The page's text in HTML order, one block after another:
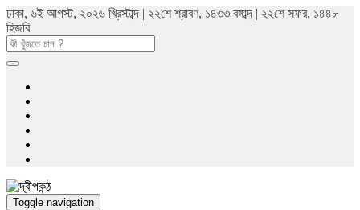
ঢাকা, ৬ই আগস্ট, ২০২৬ খ্রিস্টাব্দ | ২২শে শ্রাবণ, ১৪৩৩ বঙ্গাব্দ | ২২শে সফর, ১৪৪৮
হিজরি
Toggle navigation